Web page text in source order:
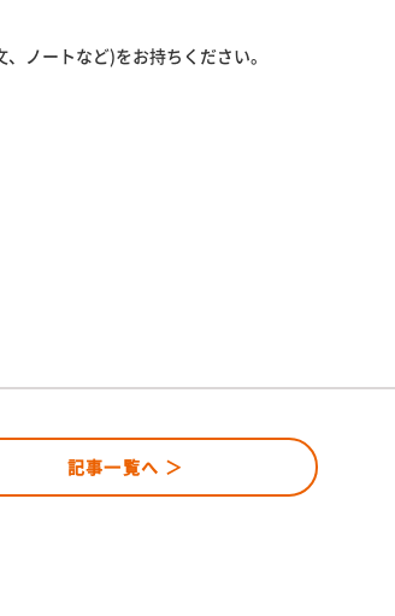
ノートなど)をお持ちください。
記事一覧へ ＞